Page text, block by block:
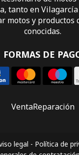
tanto en
motos y productos
conocidas.
FORMAS DE
VentaReparación
legal - Política de